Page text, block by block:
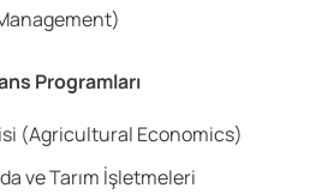
Programları
(Agricultural Economics)
ve Tarım İşletmeleri